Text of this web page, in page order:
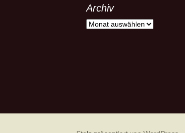
Archiv
Archiv